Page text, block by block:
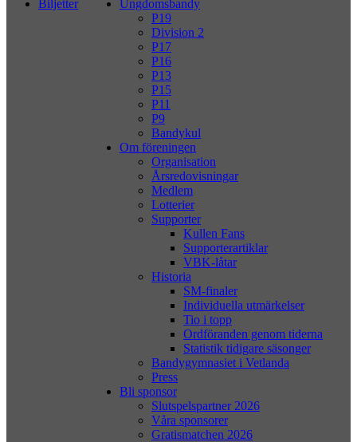
Ungdomsbandy
P19
Division 2
P17
P16
P13
P15
P11
P9
Bandykul
Om föreningen
Organisation
Årsredovisningar
Medlem
Lotterier
Supporter
Kullen Fans
Supporterartiklar
VBK-låtar
Historia
SM-finaler
Individuella utmärkelser
Tio i topp
Ordföranden genom tiderna
Statistik tidigare säsonger
Bandygymnasiet i Vetlanda
Press
Bli sponsor
Slutspelspartner 2026
Våra sponsorer
Gratismatchen 2026
Biljetter